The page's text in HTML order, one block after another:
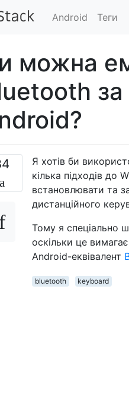
Android Теги
можна
Я хотів би
кілька підходів до
встановлювати та
дистанційного
Тому я спеціально
оскільки це
Android-еквівалент
bluetooth keyboard